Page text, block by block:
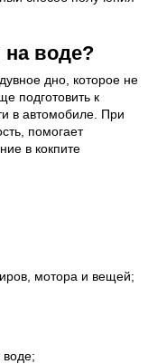
воде?
дно, которое не
подготовить к
в автомобиле. При
помогает
в кокпите
мотора и вещей;